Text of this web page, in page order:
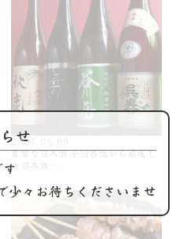
2025.06.09
豊富な日本酒 全国各地から厳選し
た日本酒…
せ
少々お待ちくださいませ